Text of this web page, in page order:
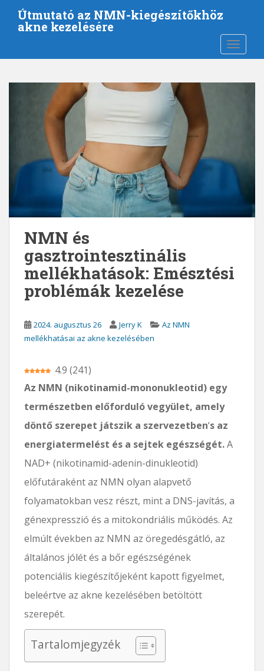
s
Útmutató az NMN-kiegészítőkhöz
akne kezelésére
NMN és
gasztrointesztinális
mellékhatások: Emésztési
problémák kezelése
2024. augusztus 26 Jerry K
Az NMN
mellékhatásai az akne kezelésében
4.9 (241)
Az NMN (nikotinamid-mononukleotid) egy
természetben előforduló vegyület, amely
döntő szerepet játszik a szervezetben‘s az
energiatermelést és a sejtek egészségét.A
NAD+ (nikotinamid-adenin-dinukleotid)
előfutáraként az NMN olyan alapvető
folyamatokban vesz részt, mint a DNS-javítás, a
génexpresszió és a mitokondriális működés. Az
elmúlt években az NMN az öregedésgátló, az
általános jólét és a bőr egészségének
potenciális kiegészítőjeként kapott figyelmet,
beleértve az akne kezelésében betöltött
szerepét.
Tartalomjegyzék